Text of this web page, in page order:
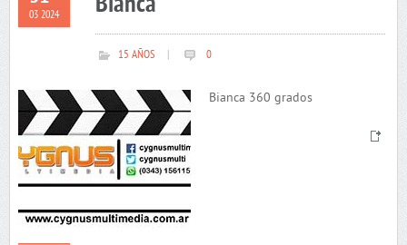
03 2024
15 AÑOS 0
Bianca 360 grados